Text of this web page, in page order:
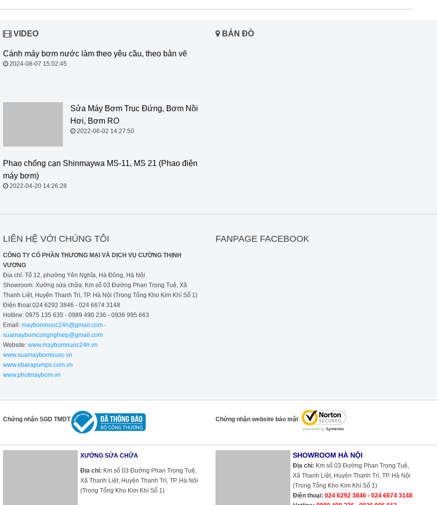
VIDEO
Cánh máy bơm nước làm theo yêu
Sửa Máy Bơm Trục Đứng, Bơm Nồi
Hơi, Bơm RO
2022-06-02 14:27:50
Phao chống cạn Shinmaywa MS-11,
BẢN ĐỒ
LIÊN HỆ VỚI CHÚNG TÔI
CÔNG TY CỔ PHẦN THƯƠNG MẠI VÀ DỊCH VỤ CƯỜNG THỊNH
VƯƠNG
Địa chỉ: Tổ 12, phường Yên Nghĩa, Hà Đông, Hà Nội
Showroom: Xưởng sửa chữa: Km số 03 Đường Phan Trọng Tuệ, Xã
Thanh Liệt, Huyện Thanh Trì, TP. Hà Nội (Trong Tổng Kho Kim Khí Số 1)
Điện thoại:024 6292 3846 - 024 6674 3148
Hotline: 0975 135 635 - 0989 490 236 - 0936 995 663
Email: maybomnuoc24h@gmail.com -
suamaybomcongnghiep@gmail.com
Website:www.maybomnuoc24h.vn
www.suamaybomnuoc.vn
www.ebarapumps.com.vn
www.photmaybom.vn
FANPAGE FACEBOOK
Chứng nhận SGD TMDT Chứng nhận website bảo mật
XƯỞNG SỬA CHỮA
Địa chỉ: Km số 03 Đường Phan Trọng Tuệ,
Xã Thanh Liệt, Huyện Thanh Trì, TP. Hà Nội
(Trong Tổng Kho Kim Khí Số 1)
SHOWROOM HÀ NỘI
Địa chỉ: Km số 03 Đường Phan Trọng Tuệ,
Xã Thanh Liệt, Huyện Thanh Trì, TP. Hà Nội
(Trong Tổng Kho Kim Khí Số 1)
Điện thoại: 024 6292 3846 - 024 6674 3148